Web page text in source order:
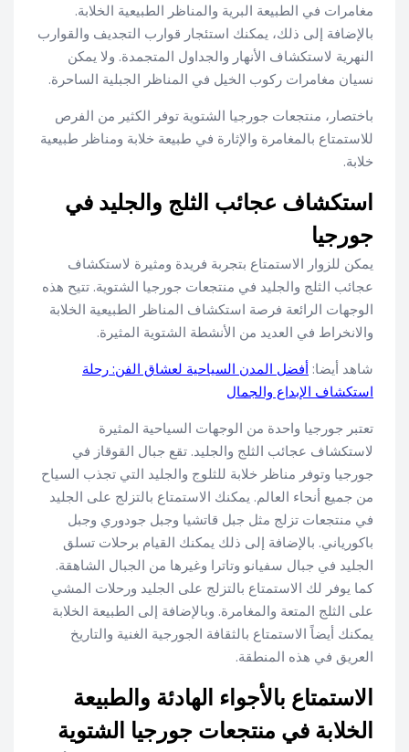
مغامرات في الطبيعة البرية والمناظر الطبيعية الخلابة.
بالإضافة إلى ذلك، يمكنك استئجار قوارب التجديف والقوارب
النهرية لاستكشاف الأنهار والجداول المتجمدة. ولا يمكن
نسيان مغامرات ركوب الخيل في المناظر الجبلية الساحرة.
باختصار، منتجعات جورجيا الشتوية توفر الكثير من الفرص
للاستمتاع بالمغامرة والإثارة في طبيعة خلابة ومناظر طبيعية
خلابة.
استكشاف عجائب الثلج والجليد في
جورجيا
يمكن للزوار الاستمتاع بتجربة فريدة ومثيرة لاستكشاف
عجائب الثلج والجليد في منتجعات جورجيا الشتوية. تتيح هذه
الوجهات الرائعة فرصة استكشاف المناظر الطبيعية الخلابة
والانخراط في العديد من الأنشطة الشتوية المثيرة.
شاهد أيضا: أفضل المدن السياحية لعشاق الفن: رحلة
استكشاف الإبداع والجمال
تعتبر جورجيا واحدة من الوجهات السياحية المثيرة
لاستكشاف عجائب الثلج والجليد. تقع جبال القوقاز في
جورجيا وتوفر مناظر خلابة للثلوج والجليد التي تجذب السياح
من جميع أنحاء العالم. يمكنك الاستمتاع بالتزلج على الجليد
في منتجعات تزلج مثل جبل قاتشيا وجبل جودوري وجبل
باكورياني. بالإضافة إلى ذلك يمكنك القيام برحلات تسلق
الجليد في جبال سفيانو وتاترا وغيرها من الجبال الشاهقة.
كما يوفر لك الاستمتاع بالتزلج على الجليد ورحلات المشي
على الثلج المتعة والمغامرة. وبالإضافة إلى الطبيعة الخلابة
يمكنك أيضاً الاستمتاع بالثقافة الجورجية الغنية والتاريخ
العريق في هذه المنطقة.
الاستمتاع بالأجواء الهادئة والطبيعة
الخلابة في منتجعات جورجيا الشتوية